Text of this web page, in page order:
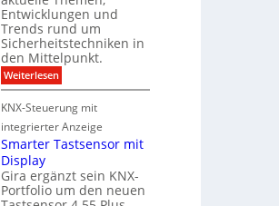
n
o
l
o
g
e
s
e
r
k
e
n
u
n
g
i
t
r
ö
f
f
n
e
t
n
e
e
s
Entwicklungen und
Trends rund um
Sicherheitstechniken in
den Mittelpunkt.
Weiterlesen:
S
c
h
e
r
e
i
t
KNX-Steuerung mit
integrierter Anzeige
Smarter Tastsensor mit
Display
Gira ergänzt sein KNX-
Portfolio um den neuen